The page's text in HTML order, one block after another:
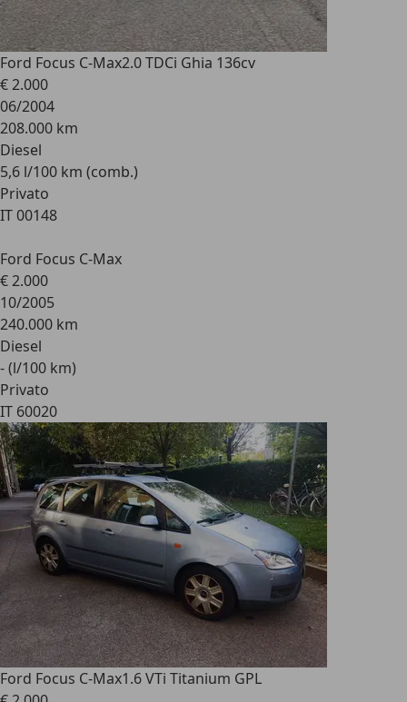
Ford Focus C-Max2.0 TDCi Ghia 136cv
€ 2.000
06/2004
208.000 km
Diesel
5,6 l/100 km (comb.)
Privato
IT 00148
Ford Focus C-Max
€ 2.000
10/2005
240.000 km
Diesel
- (l/100 km)
Privato
IT 60020
Ford Focus C-Max1.6 VTi Titanium GPL